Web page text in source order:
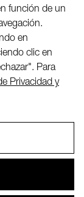
función de un
en
clic en
Para
Privacidad y